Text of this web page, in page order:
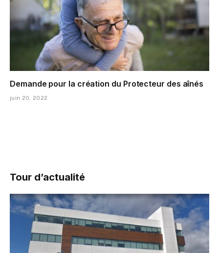
Demande pour la création du Protecteur des aînés
juin 20, 2022
Tour d’actualité